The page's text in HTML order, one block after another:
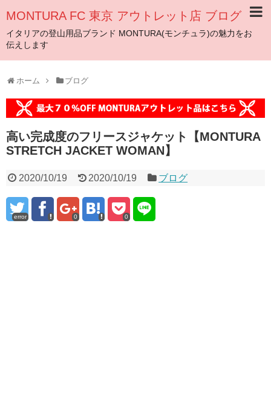
MONTURA FC 東京 アウトレット店 ブログ
イタリアの登山用品ブランド MONTURA(モンチュラ)の魅力をお
伝えします
ホーム ブログ
高い完成度のフリースジャケット【MONTURA
STRETCH JACKET WOMAN】
2020/10/19 2020/10/19 ブログ
error 0 0